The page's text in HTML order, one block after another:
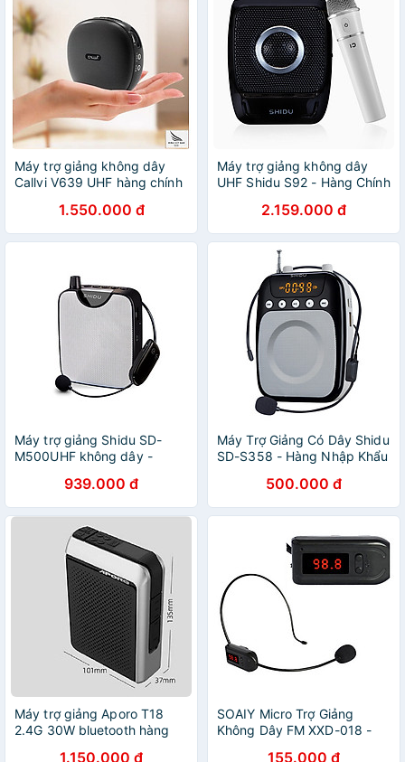
Máy trợ giảng không dây
Callvi V639 UHF hàng chính
1.550.000 đ
Máy trợ giảng không dây
UHF Shidu S92 - Hàng Chính
2.159.000 đ
Máy trợ giảng Shidu SD-
M500UHF không dây -
939.000 đ
Máy Trợ Giảng Có Dây Shidu
SD-S358 - Hàng Nhập Khẩu
500.000 đ
Máy trợ giảng Aporo T18
2.4G 30W bluetooth hàng
1.150.000 đ
SOAIY Micro Trợ Giảng
Không Dây FM XXD-018 -
155.000 đ